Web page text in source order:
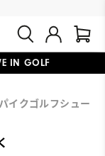
IN GOLF
イクゴルフシュー